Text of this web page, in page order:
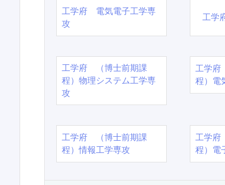
工学府 電気電子工学専
攻
工学
工学府 （博士前期課
程）物理システム工学専
攻
工学
程）電
工学府 （博士前期課
程）情報工学専攻
工学
程）電